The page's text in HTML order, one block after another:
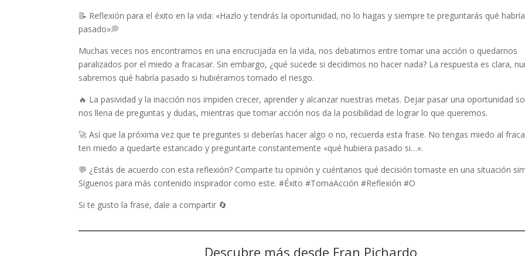
📝 Reflexión para el éxito en la vida: «Hazlo y tendrás la oportunidad, no lo hagas y siempre te preguntarás qué habría
pasado»💭
Muchas veces nos encontramos en una encrucijada en la vida, nos debatimos entre tomar una acción o quedarnos
paralizados por el miedo a fracasar. Sin embargo, ¿qué sucede si decidimos no hacer nada? La respuesta es clara,
sabremos qué habría pasado si hubiéramos tomado el riesgo.
🔥 La pasividad y la inacción nos impiden crecer, aprender y alcanzar nuestras metas. Dejar pasar una oportunidad
nos llena de preguntas y dudas, mientras que tomar acción nos da la posibilidad de lograr lo que queremos.
🚀 Así que la próxima vez que te preguntes si deberías hacer algo o no, recuerda esta frase. No tengas miedo al
ten miedo a quedarte estancado y preguntarte constantemente «qué hubiera pasado si…».
💬 ¿Estás de acuerdo con esta reflexión? Comparte tu opinión y cuéntanos qué decisión tomaste en una situación
Síguenos para más contenido inspirador como este. #Éxito #TomaAcción #Reflexión #O
Si te gusto la frase, dale a compartir 🔄
Descubre más desde Fran Pichardo